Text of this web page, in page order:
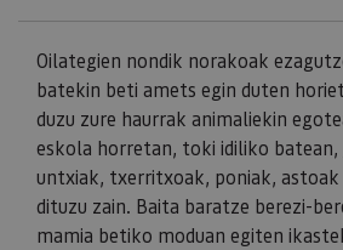
Oilategien nondik norakoak
batekin beti amets egin duten
duzu zure haurrak animaliekin
eskola horretan, toki idiliko batean,
untxiak, txerritxoak, poniak,
dituzu zain. Baita baratze berezi-
mamia betiko moduan egiten